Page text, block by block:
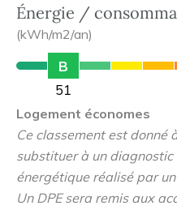
domaine arboré et
spacieux, du 2 au 4 pièces.
sont prolongés par de
permettant de profiter de
intimité. Pour un
espace de convivialité est
tradition d'arboriculture de
verts, soigneusement
essences, dont des
de la proximité des
Énergie /
(kWh/m2/an)
B
51
Logement économes
Ce classement est donné
substituer à un
énergétique réalisé par
Un DPE sera remis aux